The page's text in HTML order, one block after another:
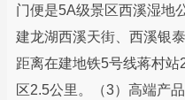
门便是5A级景区西溪湿地
建龙湖西溪天街、西溪银
距离在建地铁5号线蒋村
区2.5公里。（3）高端产